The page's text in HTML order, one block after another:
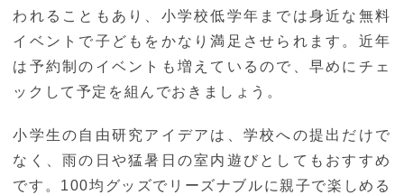
われることもあり、小学校低学年までは身近な無料
イベントで子どもをかなり満足させられます。近年
は予約制のイベントも増えているので、早めにチェ
ックして予定を組んでおきましょう。
小学生の自由研究アイデアは、学校への提出だけで
なく、雨の日や猛暑日の室内遊びとしてもおすすめ
です。100均グッズでリーズナブルに親子で楽しめる